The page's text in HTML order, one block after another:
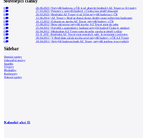
Související články
0 26.06.2023 |Nejvyšší budovou v ČR je už deset let brněnský AZ Tower se 111 metry
0
27.03.2023 |Prostory v nejvyšší budově v Česku jsou téměř obsazené
0
26.03.2023 |Brněnská AZ Tower je už 10 let nejvyšší budovou v ČR
0
12.06.2014 | AZ Tower v Brně se dostal do top desítky mezi světovými budovami
0
16.12.2012 |Exkurze na stavbu AZ Tower, nejvyšší budovy v ČR
0 15.08.2012 |Brno má novou nejvyšší stavbu, AZ Tower roste do nebe
2
25.04.2012 |Největší z apartmánů v budoucí nejvyšší budově Česka je prodaný
0
02.04.2012 |Mrakodrap AZ Tower roste do nebe, stavba je téměř v půlce
0 03.11.2011 |Brněnská AZ Tower roste pomalu k nebi. Je pronajatá z poloviny.
1 20.04.2011 | V Brně dnes začala stavba nové nejvyšší budovy v ČR AZ Tower
0 18.04.2011 | Nejvyšší budovou bude AZ Tower, nejvyšší stavbou jsou vysílače
Sidebar
Domácí zprávy
Zahraniční zprávy
Soutěže
Výstavy
Přednášky
Rozhovory
Tiskové zprávy
Kalendář akcí 15